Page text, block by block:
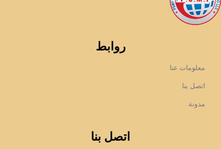
روابط
معلومات عنا
اتصل بنا
مدونة
اتصل بنا